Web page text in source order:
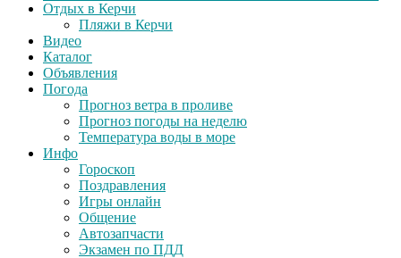
Отдых в Керчи
Пляжи в Керчи
Видео
Каталог
Объявления
Погода
Прогноз ветра в проливе
Прогноз погоды на неделю
Температура воды в море
Инфо
Гороскоп
Поздравления
Игры онлайн
Общение
Автозапчасти
Экзамен по ПДД